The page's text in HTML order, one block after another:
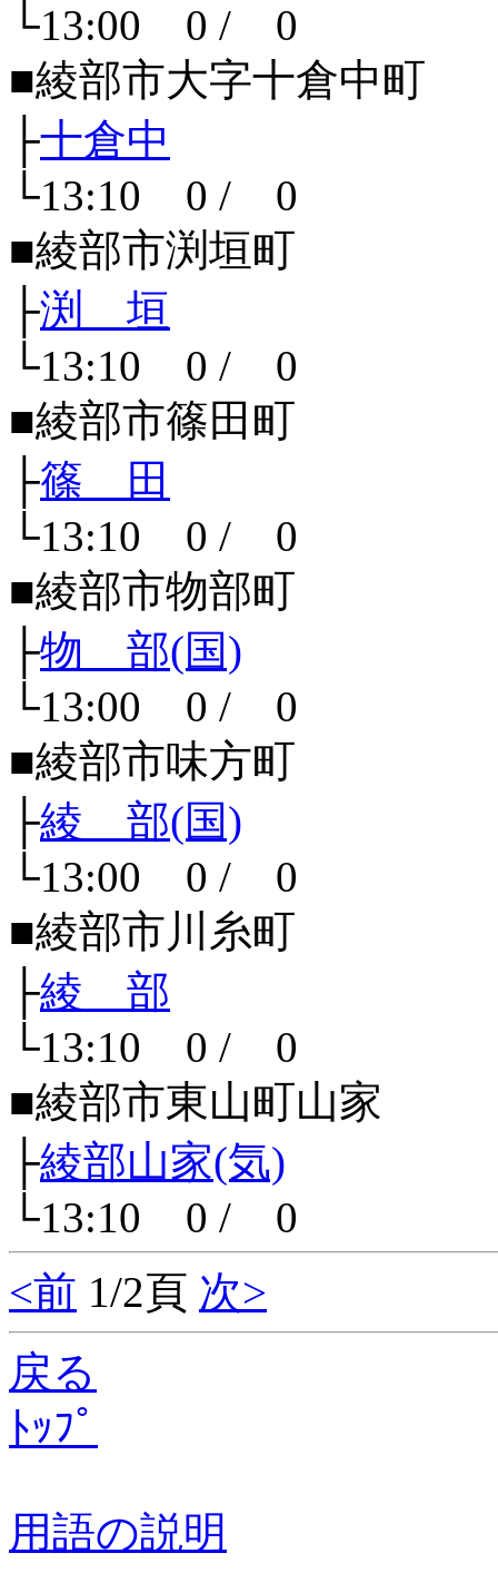
└13:00 0 / 0
■綾部市大字十倉中町
├十倉中
└13:10 0 / 0
■綾部市渕垣町
├渕 垣
└13:10 0 / 0
■綾部市篠田町
├篠 田
└13:10 0 / 0
■綾部市物部町
├物 部(国)
└13:00 0 / 0
■綾部市味方町
├綾 部(国)
└13:00 0 / 0
■綾部市川糸町
├綾 部
└13:10 0 / 0
■綾部市東山町山家
├綾部山家(気)
└13:10 0 / 0
<前 1/2頁 次>
戻る
ﾄｯﾌﾟ
用語の説明